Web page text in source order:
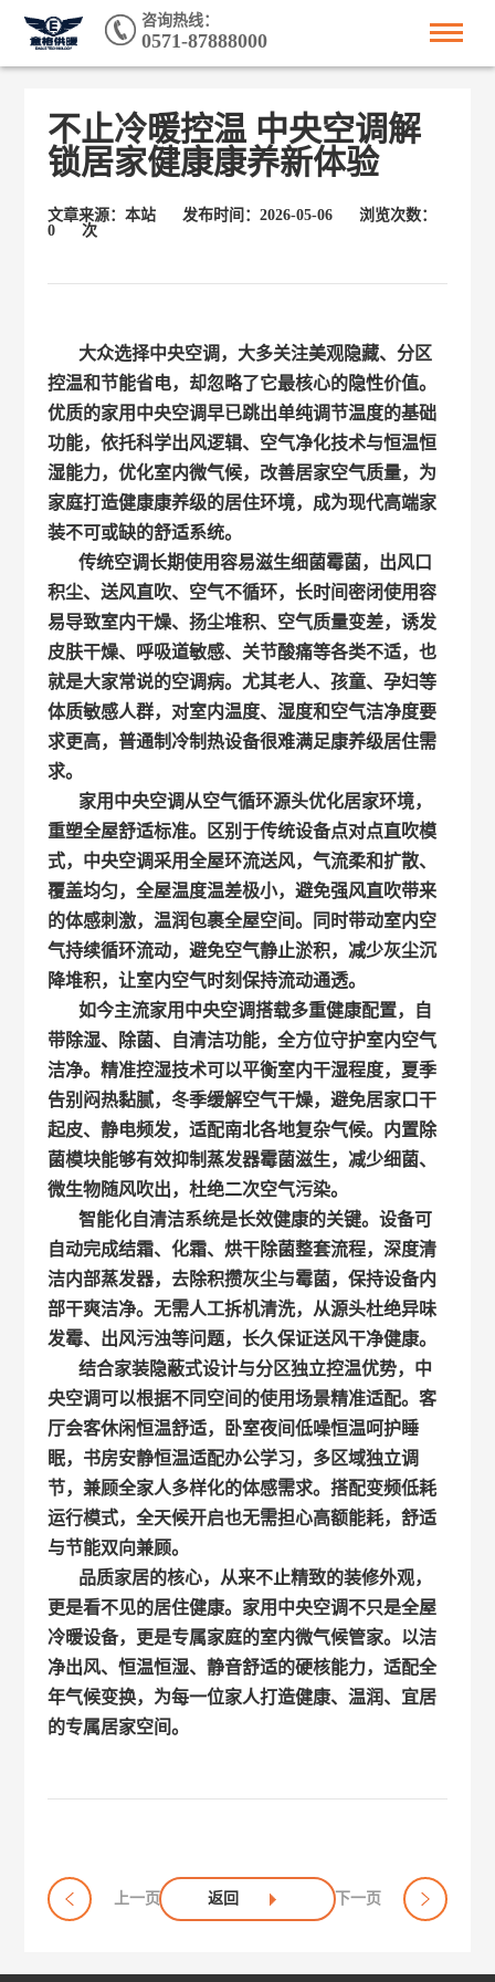
咨询热线：
0571-87888000
不止冷暖控温 中央空调解
锁居家健康康养新体验
文章来源：本站 发布时间：2026-05-06
浏览次数：
0
次
大众选择中央空调，大多关注美观隐藏、分区
控温和节能省电，却忽略了它最核心的隐性价值。
优质的家用中央空调早已跳出单纯调节温度的基础
功能，依托科学出风逻辑、空气净化技术与恒温恒
湿能力，优化室内微气候，改善居家空气质量，为
家庭打造健康康养级的居住环境，成为现代高端家
装不可或缺的舒适系统。
传统空调长期使用容易滋生细菌霉菌，出风口
积尘、送风直吹、空气不循环，长时间密闭使用容
易导致室内干燥、扬尘堆积、空气质量变差，诱发
皮肤干燥、呼吸道敏感、关节酸痛等各类不适，也
就是大家常说的空调病。尤其老人、孩童、孕妇等
体质敏感人群，对室内温度、湿度和空气洁净度要
求更高，普通制冷制热设备很难满足康养级居住需
求。
家用中央空调从空气循环源头优化居家环境，
重塑全屋舒适标准。区别于传统设备点对点直吹模
式，中央空调采用全屋环流送风，气流柔和扩散、
覆盖均匀，全屋温度温差极小，避免强风直吹带来
的体感刺激，温润包裹全屋空间。同时带动室内空
气持续循环流动，避免空气静止淤积，减少灰尘沉
降堆积，让室内空气时刻保持流动通透。
如今主流家用中央空调搭载多重健康配置，自
带除湿、除菌、自清洁功能，全方位守护室内空气
洁净。精准控湿技术可以平衡室内干湿程度，夏季
告别闷热黏腻，冬季缓解空气干燥，避免居家口干
起皮、静电频发，适配南北各地复杂气候。内置除
菌模块能够有效抑制蒸发器霉菌滋生，减少细菌、
微生物随风吹出，杜绝二次空气污染。
智能化自清洁系统是长效健康的关键。设备可
自动完成结霜、化霜、烘干除菌整套流程，深度清
洁内部蒸发器，去除积攒灰尘与霉菌，保持设备内
部干爽洁净。无需人工拆机清洗，从源头杜绝异味
发霉、出风污浊等问题，长久保证送风干净健康。
结合家装隐蔽式设计与分区独立控温优势，中
央空调可以根据不同空间的使用场景精准适配。客
厅会客休闲恒温舒适，卧室夜间低噪恒温呵护睡
眠，书房安静恒温适配办公学习，多区域独立调
节，兼顾全家人多样化的体感需求。搭配变频低耗
运行模式，全天候开启也无需担心高额能耗，舒适
与节能双向兼顾。
品质家居的核心，从来不止精致的装修外观，
更是看不见的居住健康。家用中央空调不只是全屋
冷暖设备，更是专属家庭的室内微气候管家。以洁
净出风、恒温恒湿、静音舒适的硬核能力，适配全
年气候变换，为每一位家人打造健康、温润、宜居
的专属居家空间。
上一页 下一页
返回